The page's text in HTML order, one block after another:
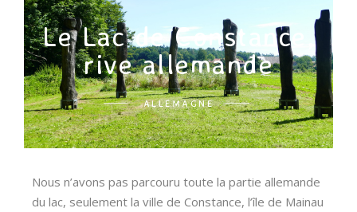
Le Lac de Constance,
rive allemande
ALLEMAGNE
Nous n’avons pas parcouru toute la partie allemande
du lac, seulement la ville de Constance, l’île de Mainau